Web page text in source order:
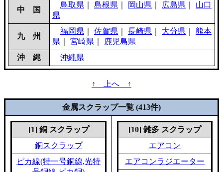
中 国
鳥取県 島根県 岡山県 広島県
山口
県
九 州
福岡県 佐賀県 長崎県 大分県
熊本
県
宮崎県
鹿児島県
沖 縄
沖縄県
↑ 上へ ↑
金属スクラップ一覧 (413件)
[1] 銅 スクラップ
銅スクラップ
ピカ線(特一号銅線,光特
[10] 雑多 スクラップ
エアコン
エアコンラジエーター